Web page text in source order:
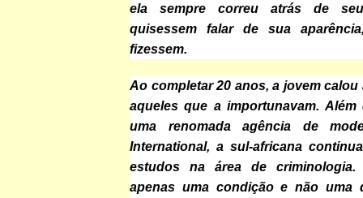
ela sempre correu atrás de
quisessem falar de sua
fizessem.
Ao completar 20 anos, a jovem
aqueles que a importunavam.
uma renomada agência de
International, a sul-africana
estudos na área de
apenas uma condição e não uma